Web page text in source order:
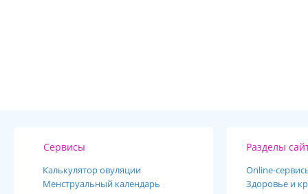
Сервисы
Калькулятор овуляции
Менструальный календарь
Разделы
Online-
Здоровье и